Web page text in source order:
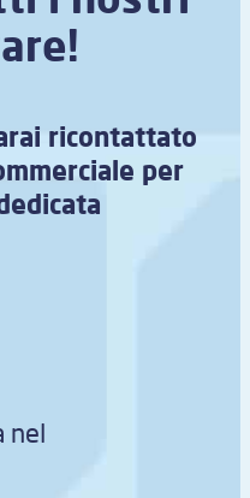
ricontattato
per
nel